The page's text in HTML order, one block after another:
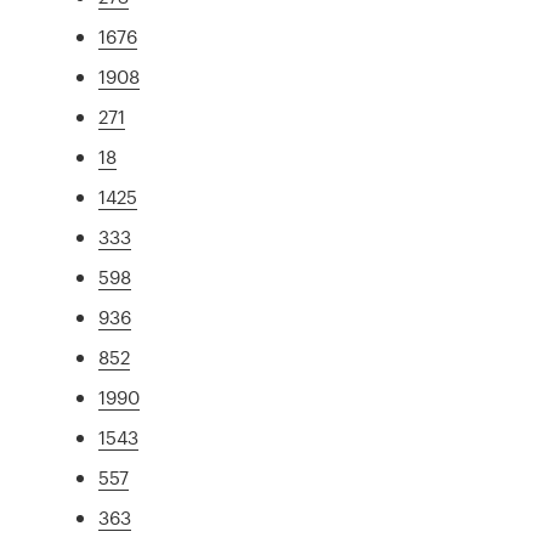
1676
1908
271
18
1425
333
598
936
852
1990
1543
557
363